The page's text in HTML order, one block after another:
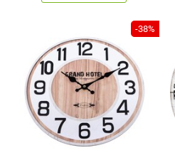
-38%